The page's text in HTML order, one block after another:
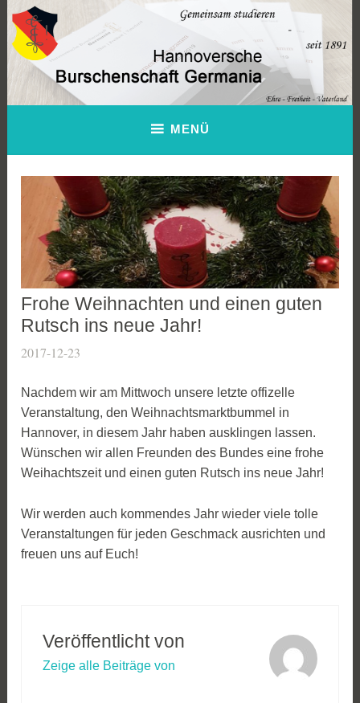
Zum
Inhalt
springen
Hannoversche Burschenschaft
MENÜ
Frohe Weihnachten und einen guten
Rutsch ins neue Jahr!
2017-12-23
Nachdem wir am Mittwoch unsere letzte offizelle
Veranstaltung, den Weihnachtsmarktbummel in
Hannover, in diesem Jahr haben ausklingen lassen.
Wünschen wir allen Freunden des Bundes eine frohe
Weihachtszeit und einen guten Rutsch ins neue Jahr!
Wir werden auch kommendes Jahr wieder viele tolle
Veranstaltungen für jeden Geschmack ausrichten und
freuen uns auf Euch!
Veröffentlicht von
Zeige alle Beiträge von